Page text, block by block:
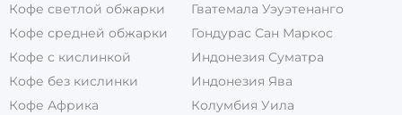
Кофе светлой обжарки
Кофе средней обжарки
Кофе с кислинкой
Кофе без кислинки
Кофе Африка
Гватемала Уэуэтенанго
Гондурас Сан Маркос
Индонезия Суматра
Индонезия Ява
Колумбия Уила